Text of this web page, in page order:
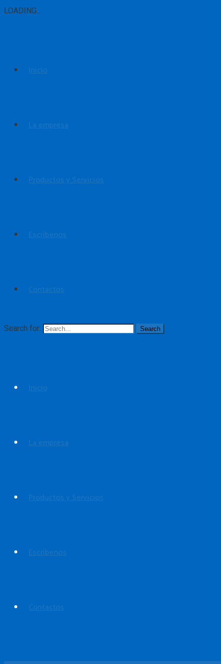
LOADING...
Inicio
La empresa
Productos y Servicios
Escríbenos
Contactos
Search for:
Inicio
La empresa
Productos y Servicios
Escríbenos
Contactos